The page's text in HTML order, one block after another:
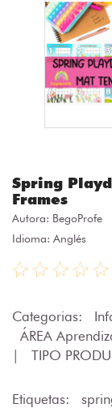
Spring
Frames
Autora: BegoProfe
Idioma: Anglés
Categorias:
ÁREA
|
TIPO
Etiquetas: